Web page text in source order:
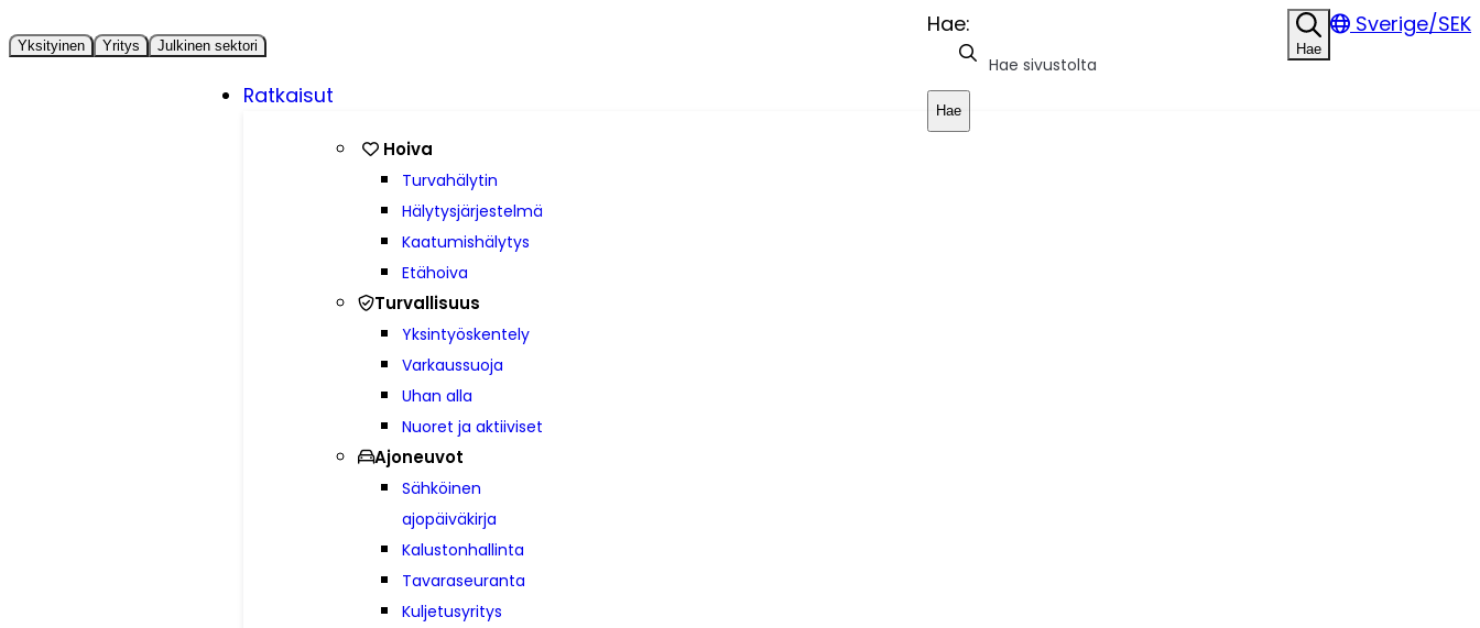
Yksityinen Yritys Julkinen sektori
Hae:
Hae
Hae
Sverige/SEK
Ratkaisut
Hoiva
Turvahälytin
Hälytysjärjestelmä
Kaatumishälytys
Etähoiva
Turvallisuus
Yksintyöskentely
Varkaussuoja
Uhan alla
Nuoret ja aktiiviset
Ajoneuvot
Sähköinen
ajopäiväkirja
Kalustonhallinta
Tavaraseuranta
Kuljetusyritys